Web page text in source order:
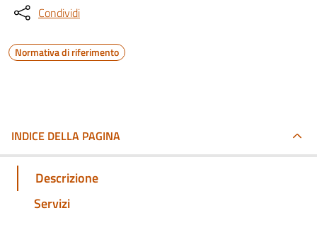
Condividi
Normativa di riferimento
INDICE DELLA PAGINA
Descrizione
Servizi